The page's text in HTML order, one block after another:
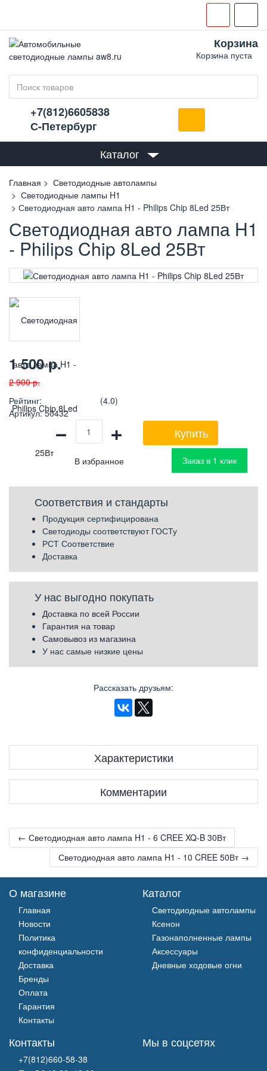
Корзина
Корзина пуста
+7(812)6605838
С-Петербург
Каталог
Главная
Светодиодные автолампы
Светодиодные лампы H1
Светодиодная авто лампа H1 - Philips Chip 8Led 25Вт
Светодиодная авто лампа H1
- Philips Chip 8Led 25Вт
1 500 р.
2 900р.
Рейтинг:
(4.0)
Артикул:50432
− + Купить
Заказ в 1 клик
Соответствия и стандарты
Продукция сертифицирована
Светодиоды соответствуют ГОСТу
РСТ Соответствие
Доставка
У нас выгодно покупать
Доставка по всей России
Гарантия на товар
Самовывоз из магазина
У нас самые низкие цены
Рассказать друзьям:
Характеристики
Комментарии
← Светодиодная авто лампа H1 - 6 CREE XQ-B 30Вт
Светодиодная авто лампа H1 - 10 CREE 50Вт →
О магазине
Главная
Новости
Политика
конфиденциальности
Доставка
Бренды
Оплата
Гарантия
Контакты
Каталог
Светодиодные автолампы
Ксенон
Газонаполненные лампы
Аксессуары
Дневные ходовые огни
Контакты
+7(812)660-58-38
Мы в соцсетях